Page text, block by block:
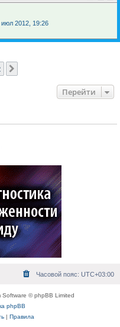
июл 2012, 19:26
Перейти
Часовой пояс: UTC+03:00
Software © phpBB Limited
phpBB
| Правила